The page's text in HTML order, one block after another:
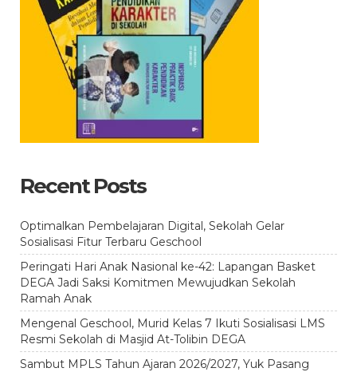
Recent Posts
Optimalkan Pembelajaran Digital, Sekolah Gelar
Sosialisasi Fitur Terbaru Geschool
Peringati Hari Anak Nasional ke-42: Lapangan Basket
DEGA Jadi Saksi Komitmen Mewujudkan Sekolah
Ramah Anak
Mengenal Geschool, Murid Kelas 7 Ikuti Sosialisasi LMS
Resmi Sekolah di Masjid At-Tolibin DEGA
Sambut MPLS Tahun Ajaran 2026/2027, Yuk Pasang